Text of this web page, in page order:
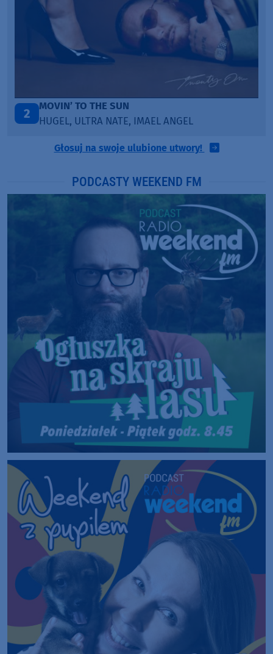
3
TAŃCZ!
BLETKA
Głosuj na swoje ulubione utwory!
PODCASTY WEEKEND FM